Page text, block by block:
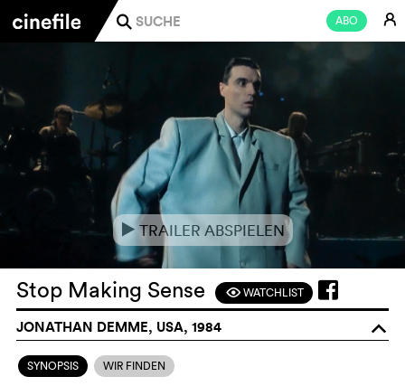
ABO E
j
e TRAILER ABSPIELEN
Stop Making Sense FWATCHLIST
JONATHAN DEMME, USA, 1984 o
SYNOPSIS WIR FINDEN